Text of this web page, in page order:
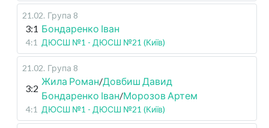
21.02. Група 8
3:1 Бондаренко Іван
4:1 ДЮСШ №1 - ДЮСШ №21 (Київ)
21.02. Група 8
3:2
Жила Роман/Довбиш Давид
Бондаренко Іван/Морозов Артем
4:1 ДЮСШ №1 - ДЮСШ №21 (Київ)